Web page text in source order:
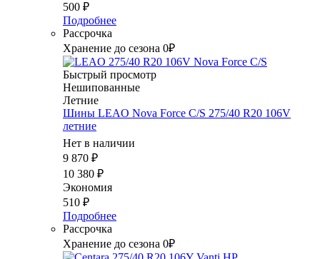
500 ₽
Подробнее
Рассрочка
Хранение до сезона 0₽
Быстрый просмотр
Нешипованные
Летние
Шины LEAO Nova Force C/S 275/40 R20 106V
летние
Нет в наличии
9 870 ₽
10 380 ₽
Экономия
510 ₽
Подробнее
Рассрочка
Хранение до сезона 0₽